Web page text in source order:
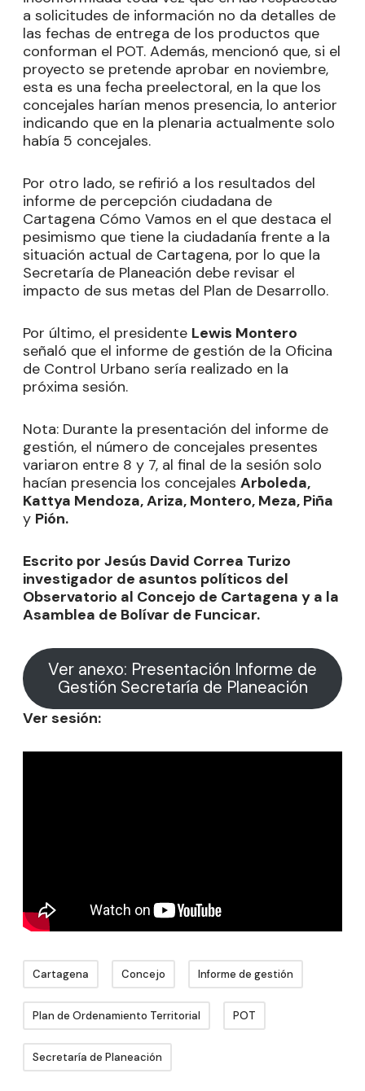
a solicitudes de información no da detalles de
las fechas de entrega de los productos que
conforman el POT. Además, mencionó que, si el
proyecto se pretende aprobar en noviembre,
esta es una fecha preelectoral, en la que los
concejales harían menos presencia, lo anterior
indicando que en la plenaria actualmente solo
había 5 concejales.
Por otro lado, se refirió a los resultados del
informe de percepción ciudadana de
Cartagena Cómo Vamos en el que destaca el
pesimismo que tiene la ciudadanía frente a la
situación actual de Cartagena, por lo que la
Secretaría de Planeación debe revisar el
impacto de sus metas del Plan de Desarrollo.
Por último, el presidente Lewis Montero
señaló que el informe de gestión de la Oficina
de Control Urbano sería realizado en la
próxima sesión.
Nota: Durante la presentación del informe de
gestión, el número de concejales presentes
variaron entre 8 y 7, al final de la sesión solo
hacían presencia los concejales Arboleda,
Kattya Mendoza, Ariza, Montero, Meza, Piña
y Pión.
Escrito por Jesús David Correa Turizo
investigador de asuntos políticos del
Observatorio al Concejo de Cartagena y a la
Asamblea de Bolívar de Funcicar.
Ver anexo: Presentación Informe de
Gestión Secretaría de Planeación
Ver sesión:
Cartagena Concejo Informe de gestión
Plan de Ordenamiento Territorial POT
Secretaría de Planeación